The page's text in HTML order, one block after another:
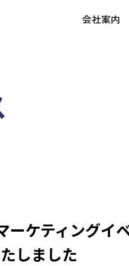
会社案内
ーケティングイ
しました